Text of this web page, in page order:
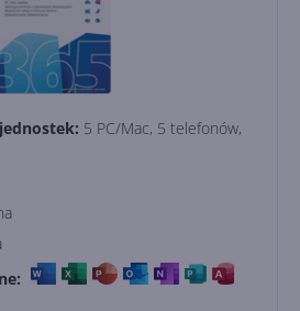
5 PC/Mac, 5 telefonów,